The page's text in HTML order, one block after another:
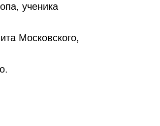
ученика
Московского,